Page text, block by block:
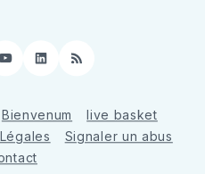
YouTube
LinkedIn
RSS
Bienvenum
live basket
Signaler un abus